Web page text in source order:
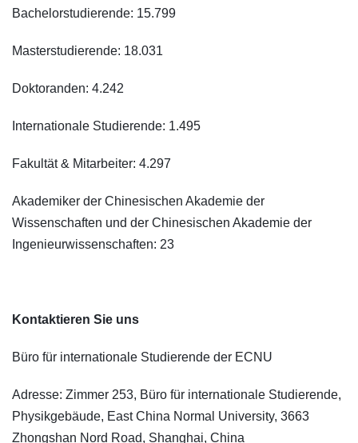
Bachelorstudierende: 15.799
Masterstudierende: 18.031
Doktoranden: 4.242
Internationale Studierende: 1.495
Fakultät & Mitarbeiter: 4.297
Akademiker der Chinesischen Akademie der
Wissenschaften und der Chinesischen Akademie der
Ingenieurwissenschaften: 23
Kontaktieren Sie uns
Büro für internationale Studierende der ECNU
Adresse: Zimmer 253, Büro für internationale Studierende,
Physikgebäude, East China Normal University, 3663
Zhongshan Nord Road, Shanghai, China